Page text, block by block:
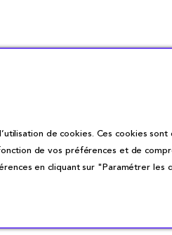
de cookies. Ces cookies
de vos préférences et de
en cliquant sur "Paramétrer